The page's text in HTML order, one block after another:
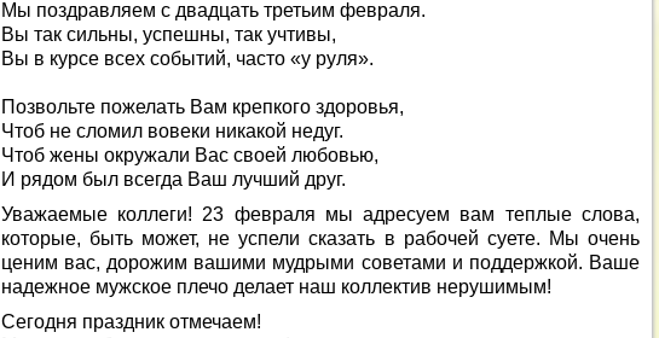
Мы поздравляем с двадцать третьим февраля.
Вы так сильны, успешны, так учтивы,
Вы в курсе всех событий, часто «у руля».
Позвольте пожелать Вам крепкого здоровья,
Чтоб не сломил вовеки никакой недуг.
Чтоб жены окружали Вас своей любовью,
И рядом был всегда Ваш лучший друг.
Уважаемые коллеги! 23 февраля мы адресуем вам теплые слова,
которые, быть может, не успели сказать в рабочей суете. Мы очень
ценим вас, дорожим вашими мудрыми советами и поддержкой. Ваше
надежное мужское плечо делает наш коллектив нерушимым!
Сегодня праздник отмечаем!